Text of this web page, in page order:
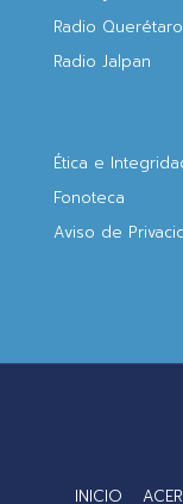
Radio Querétaro
Radio Jalpan
Ética e
Fonoteca
Aviso de
INICIO